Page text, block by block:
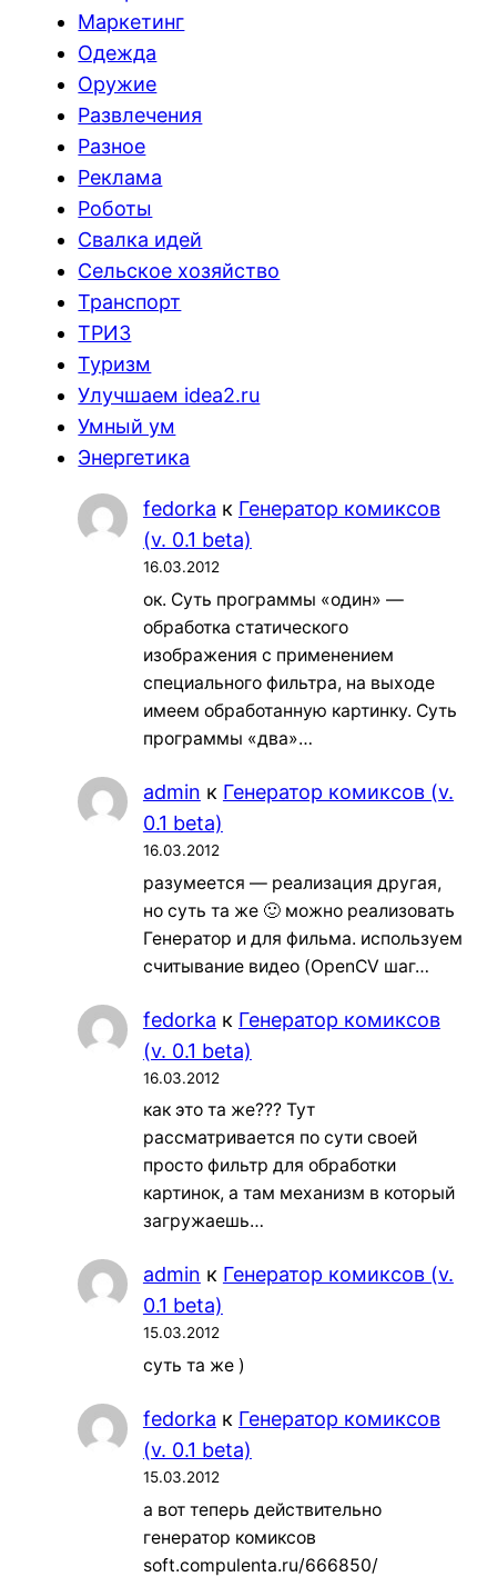
Маркетинг
Одежда
Оружие
Развлечения
Разное
Реклама
Роботы
Свалка идей
Сельское хозяйство
Транспорт
ТРИЗ
Туризм
Улучшаем idea2.ru
Умный ум
Энергетика
fedorka к Генератор комиксов
(v. 0.1 beta)
16.03.2012
ок. Суть программы «один» —
обработка статического
изображения с применением
специального фильтра, на выходе
имеем обработанную картинку. Суть
программы «два»…
admin к Генератор комиксов (v.
0.1 beta)
16.03.2012
разумеется — реализация другая,
но суть та же 🙂 можно реализовать
Генератор и для фильма. используем
считывание видео (OpenCV шаг…
fedorka к Генератор комиксов
(v. 0.1 beta)
16.03.2012
как это та же??? Тут
рассматривается по сути своей
просто фильтр для обработки
картинок, а там механизм в который
загружаешь…
admin к Генератор комиксов (v.
0.1 beta)
15.03.2012
суть та же )
fedorka к Генератор комиксов
(v. 0.1 beta)
15.03.2012
а вот теперь действительно
генератор комиксов
soft.compulenta.ru/666850/